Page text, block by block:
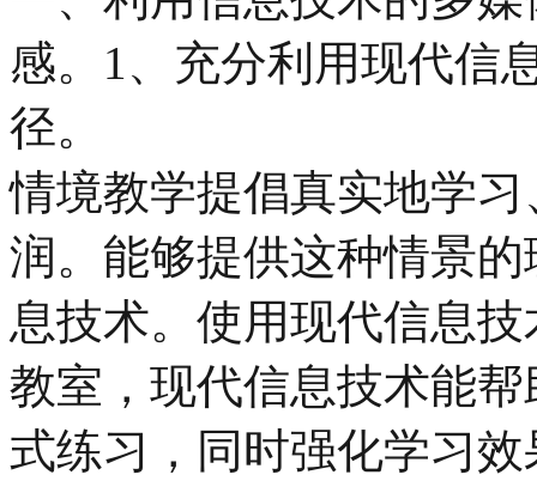
感。1、充分利用现代信
径。
情境教学提倡真实地学
润。能够提供这种情景
息技术。使用现代信息
教室，现代信息技术能
式练习，同时强化学习